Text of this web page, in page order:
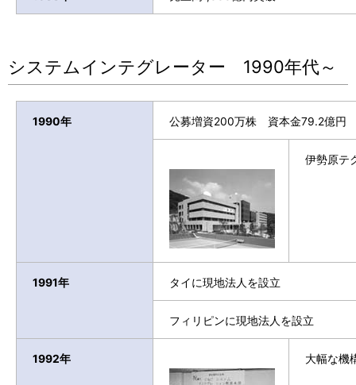
システムインテグレーター 1990年代～
1990年 公募増資200万株 資本金79.2億円
伊勢原テ
1991年 タイに現地法人を設立
フィリピンに現地法人を設立
1992年 大幅な機